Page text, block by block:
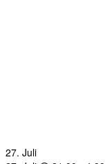
27. Juli